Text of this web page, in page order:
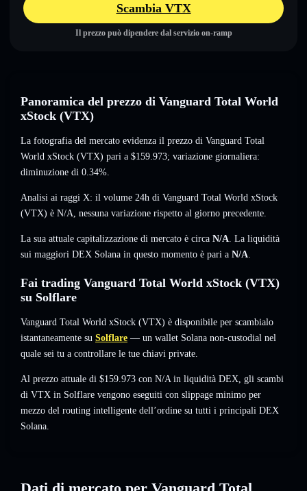
Scambia VTX
Il prezzo può dipendere dal servizio on-ramp
Panoramica del prezzo di Vanguard Total World
xStock (VTX)
La fotografia del mercato evidenza il prezzo di Vanguard Total
World xStock (VTX) pari a $159.973; variazione giornaliera:
diminuzione di 0.34%.
Analisi ai raggi X: il volume 24h di Vanguard Total World xStock
(VTX) è N/A, nessuna variazione rispetto al giorno precedente.
La sua attuale capitalizzazione di mercato è circa N/A. La liquidità
sui maggiori DEX Solana in questo momento è pari a N/A.
Fai trading Vanguard Total World xStock (VTX)
su Solflare
Vanguard Total World xStock (VTX) è disponibile per scambialo
istantaneamente su Solflare — un wallet Solana non-custodial nel
quale sei tu a controllare le tue chiavi private.
Al prezzo attuale di $159.973 con N/A in liquidità DEX, gli scambi
di VTX in Solflare vengono eseguiti con slippage minimo per
mezzo del routing intelligente dell’ordine su tutti i principali DEX
Solana.